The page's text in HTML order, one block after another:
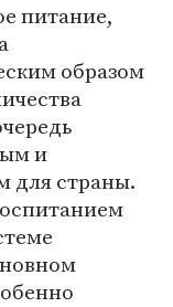
питание,
образом
и
для страны.